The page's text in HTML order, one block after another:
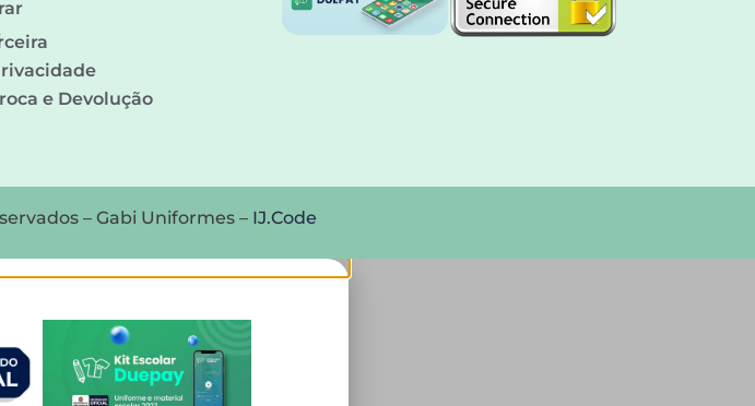
e Devolução
– Gabi Uniformes – IJ.Code